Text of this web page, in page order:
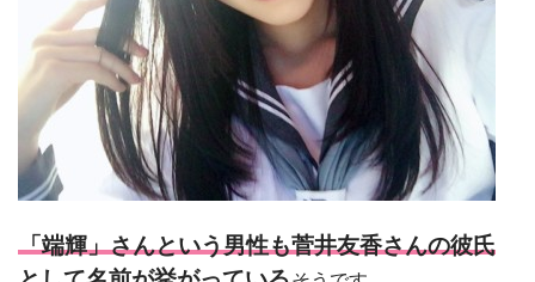
「端輝」さんという男性も菅井友香さんの彼氏